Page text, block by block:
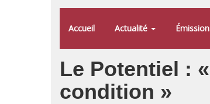
Accueil Actualité
Le Potentiel :
condition »